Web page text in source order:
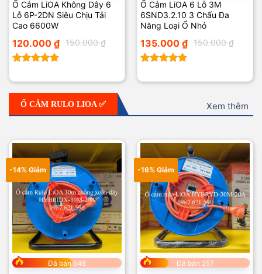
Ổ Cắm LiOA Không Dây 6
Lỗ 6P-2DN Siêu Chịu Tải
Cao 6600W
hạng5.00
150.000₫
Giá
gốc
là:
150.000 ₫.
120.000 ₫
Giá
hiện
tại
là:
Ổ Cắm LiOA 6 Lỗ 3M
6SND3.2.10 3 Chấu Đa
Năng Loại Ổ Nhỏ
hạng5.00
150.000₫
Giá
gốc
là:
150.000 ₫.
135.000 ₫
Giá
hiện
tại
là:
Ổ CẮM RULO LIOA ✅ Xem thêm
-14% Giảm
Đã bán 548
-16% Giảm
Đã bán 257